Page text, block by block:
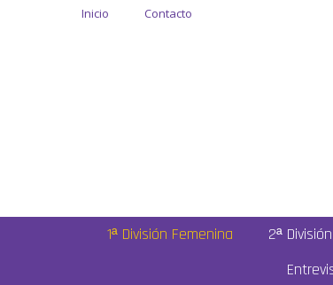
Inicio Contacto
1ª División Femenina 2ª